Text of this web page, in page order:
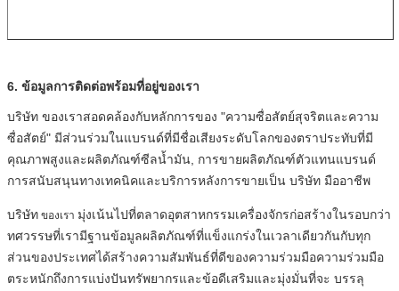
6. ข้อมูลการติดต่อพร้อมที่อยู่ของเรา
บริษัท ของเราสอดคล้องกับหลักการของ "ความซื่อสัตย์สุจริตและความ
ซื่อสัตย์" มีส่วนร่วมในแบรนด์ที่มีชื่อเสียงระดับโลกของตราประทับที่มี
คุณภาพสูงและผลิตภัณฑ์ซีลน้ำมัน, การขายผลิตภัณฑ์ตัวแทนแบรนด์
การสนับสนุนทางเทคนิคและบริการหลังการขายเป็น บริษัท มืออาชีพ
บริษัท ของเรา มุ่งเน้นไปที่ตลาดอุตสาหกรรมเครื่องจักรก่อสร้างในรอบกว่า
ทศวรรษที่เรามีฐานข้อมูลผลิตภัณฑ์ที่แข็งแกร่งในเวลาเดียวกันกับทุก
ส่วนของประเทศได้สร้างความสัมพันธ์ที่ดีของความร่วมมือความร่วมมือ
ตระหนักถึงการแบ่งปันทรัพยากรและข้อดีเสริมและมุ่งมั่นที่จะ บรรลุ